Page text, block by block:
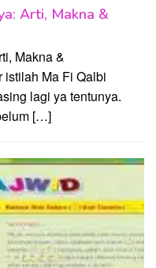
Arti, Makna &
Makna &
istilah Ma Fi Qalbi
lagi ya tentunya.
[…]